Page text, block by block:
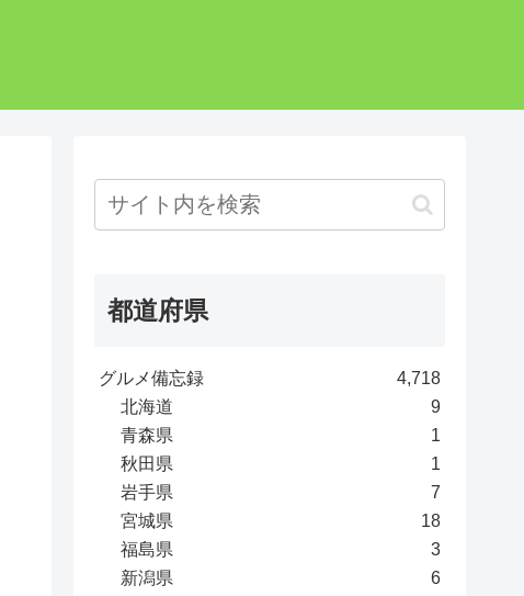
都道府県
グルメ備忘録
4,718
北海道
9
青森県
1
秋田県
1
岩手県
7
宮城県
18
福島県
3
新潟県
6